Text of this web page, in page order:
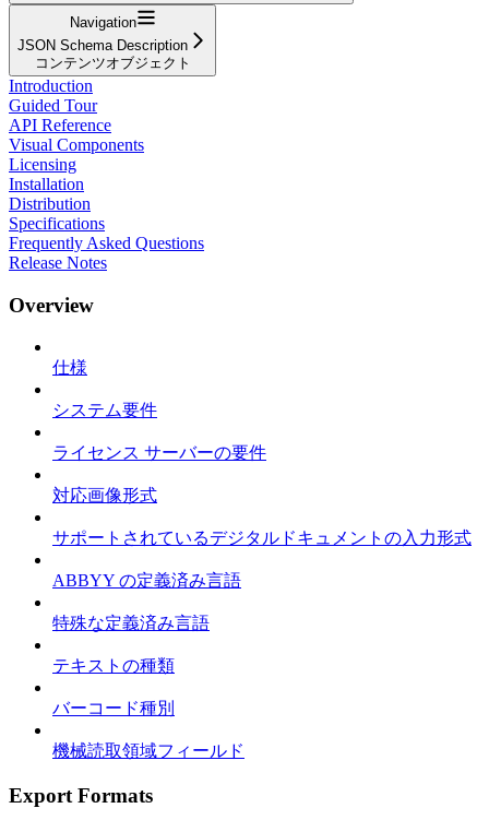
Navigation
JSON Schema Description
コンテンツオブジェクト
Introduction
Guided Tour
API Reference
Visual Components
Licensing
Installation
Distribution
Specifications
Frequently Asked Questions
Release Notes
Overview
仕様
システム要件
ライセンス サーバーの要件
対応画像形式
サポートされているデジタルドキュメントの入力形式
ABBYY の定義済み言語
特殊な定義済み言語
テキストの種類
バーコード種別
機械読取領域フィールド
Export Formats